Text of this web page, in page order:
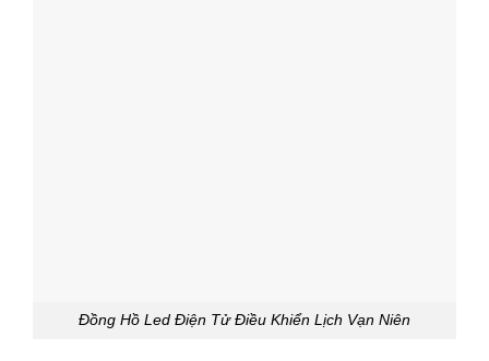
Đồng Hồ Led Điện Tử Điều Khiển Lịch Vạn Niên